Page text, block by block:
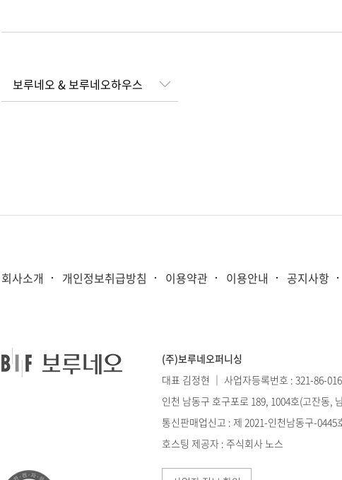
회사소개 개인정보취급방침 이용약관 이용안내 공지사항
(주)보루네오퍼니싱
대표 김정현 ｜ 사업자등록번호 : 321-86-
인천 남동구 호구포로 189, 1004호(고잔동,
통신판매업신고 : 제 2021-인천남동구-
호스팅 제공자 : 주식회사 노스